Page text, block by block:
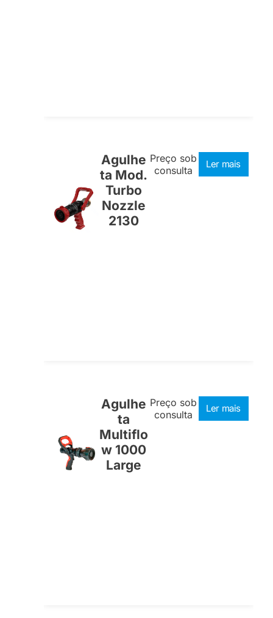
Agulhe
ta Mod.
Turbo
Nozzle
2130
Preço sob
consulta
Ler mais
Agulhe
ta
Multiflo
w 1000
Large
Preço sob
consulta
Ler mais